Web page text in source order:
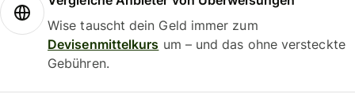
Wise tauscht dein Geld immer zum
Devisenmittelkurs um – und das ohne versteckte
Gebühren.